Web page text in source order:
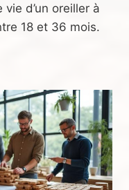
d’un oreiller à
18 et 36 mois.